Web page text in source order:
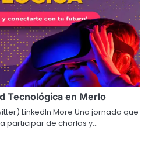
Tecnológica en Merlo
LinkedIn More Una jornada que
participar de charlas y…